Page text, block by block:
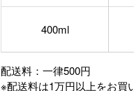
400ml
配送料：一律500円
※配送料は1万円以上をお買